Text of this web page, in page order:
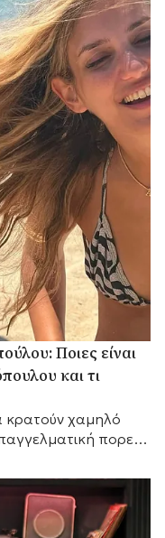
Ποιες είναι
και τι
κρατούν χαμηλό
πορεία,